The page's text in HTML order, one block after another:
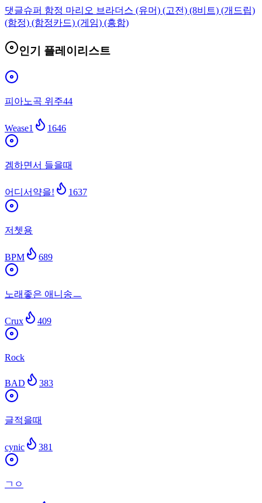
댓글슈퍼 함정 마리오 브라더스 (유머) (고전) (8비트) (개드립)
(함정) (함정카드) (게임) (흥함)
인기 플레이리스트
피아노곡 위주44
Wease1 1646
겜하면서 들을때
어디서약을! 1637
저쳇용
BPM 689
노래좋은 애니송ㅡ
Crux 409
Rock
BAD 383
글적을때
cynic 381
ㄱㅇ